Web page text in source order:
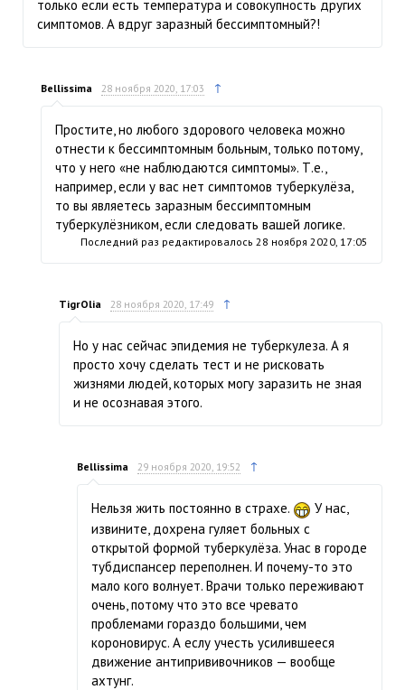
только если есть температура и совокупность других
симптомов. А вдруг заразный бессимптомный?!
Bellissima 28 ноября 2020, 17:03 ↑
Простите, но любого здорового человека можно
отнести к бессимптомным больным, только потому,
что у него «не наблюдаются симптомы». Т.е.,
например, если у вас нет симптомов туберкулёза,
то вы являетесь заразным бессимптомным
туберкулёзником, если следовать вашей логике.
Последний раз редактировалось 28 ноября 2020, 17:05
TigrOlia 28 ноября 2020, 17:49 ↑
Но у нас сейчас эпидемия не туберкулеза. А я
просто хочу сделать тест и не рисковать
жизнями людей, которых могу заразить не зная
и не осознавая этого.
Bellissima 29 ноября 2020, 19:52 ↑
Нельзя жить постоянно в страхе.
У нас,
извините, дохрена гуляет больных с
открытой формой туберкулёза. Унас в городе
тубдиспансер переполнен. И почему-то это
мало кого волнует. Врачи только переживают
очень, потому что это все чревато
проблемами гораздо большими, чем
короновирус. А еслу учесть усилившееся
движение антипрививочников — вообще
ахтунг.